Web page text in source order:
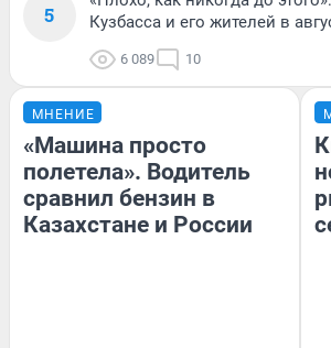
5
Кузбасса и его жителей в
6 089 10
МНЕНИЕ
«Машина просто
полетела». Водитель
сравнил бензин в
Казахстане и России